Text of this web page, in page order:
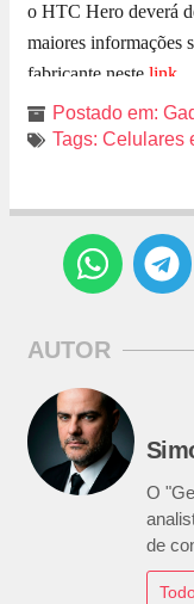
o HTC Hero deverá
maiores informações
fabricante neste link
Postado em:
Tags: Celulares
AUTOR
O
de